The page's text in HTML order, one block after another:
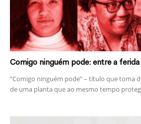
Comigo ninguém pode: entre a ferida
“Comigo ninguém pode” – título que toma
de uma planta que ao mesmo tempo